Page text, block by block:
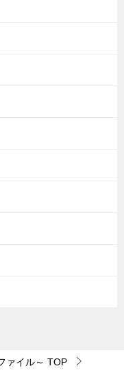
ァイル～ TOP